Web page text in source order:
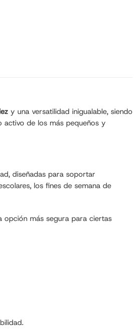
y una versatilidad inigualable, siendo
activo de los más pequeños y
diseñadas para soportar
los fines de semana de
opción más segura para ciertas